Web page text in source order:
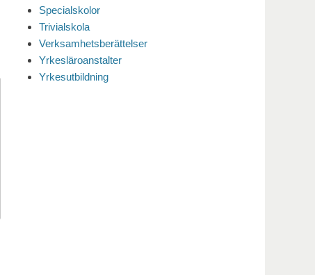
Specialskolor
Trivialskola
Verksamhetsberättelser
Yrkesläroanstalter
Yrkesutbildning